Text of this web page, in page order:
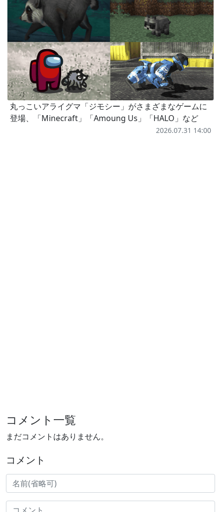
丸っこいアライグマ「ジモシー」がさまざまなゲームに
登場、「Minecraft」「Amoung Us」「HALO」など
2026.07.31 14:00
コメント一覧
まだコメントはありません。
コメント